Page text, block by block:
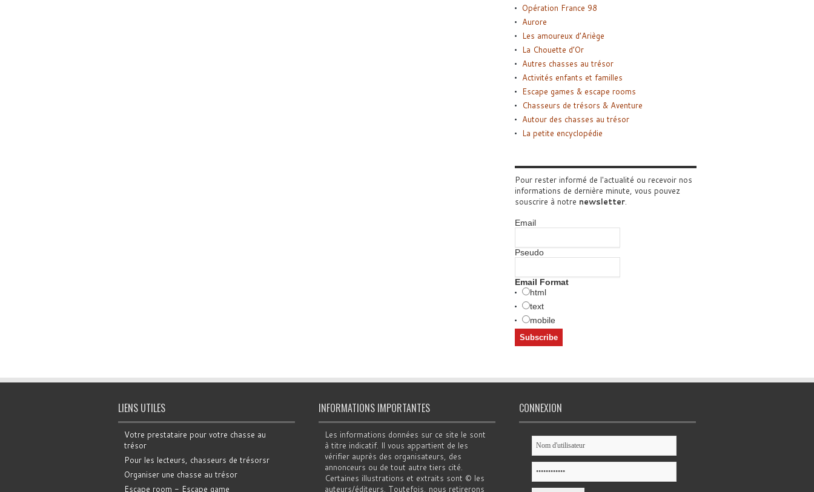
Opération France 98
Aurore
Les amoureux d’Ariège
La Chouette d’Or
Autres chasses au trésor
Activités enfants et familles
Escape games & escape rooms
Chasseurs de trésors & Aventure
Autour des chasses au trésor
La petite encyclopédie
Pour rester informé de l'actualité ou recevoir nos
informations de dernière minute, vous pouvez
souscrire à notre newsletter.
Email
Pseudo
Email Format
html
text
mobile
LIENS UTILES
Votre prestataire pour votre chasse au
trésor
Pour les lecteurs, chasseurs de trésorsr
Organiser une chasse au trésor
Escape room - Escape game
INFORMATIONS IMPORTANTES
Les informations données sur ce site le sont
à titre indicatif. Il vous appartient de les
vérifier auprès des organisateurs, des
annonceurs ou de tout autre tiers cité.
Certaines illustrations et extraits sont © les
auteurs/éditeurs. Toutefois, nous retirerons
CONNEXION